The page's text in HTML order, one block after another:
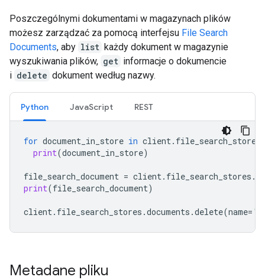
Poszczególnymi dokumentami w magazynach plików
możesz zarządzać za pomocą interfejsu File Search
Documents, aby list każdy dokument w magazynie
wyszukiwania plików, get informacje o dokumencie
i delete dokument według nazwy.
Python JavaScript REST
for document_in_store in client. file_search_stores
print(document_in_store)
file_search_document = client. file_search_stores .
print(file_search_document)
client. file_search_stores .documents .delete(name=
Metadane pliku